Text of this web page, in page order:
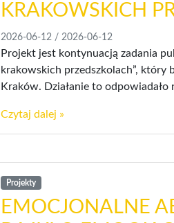
KRAKOWSKICH
2026-06-12 / 2026-06-12
Projekt jest kontynuacją zadania
krakowskich przedszkolach”, który
Kraków. Działanie to
Czytaj dalej »
Projekty
EMOCJONALNE